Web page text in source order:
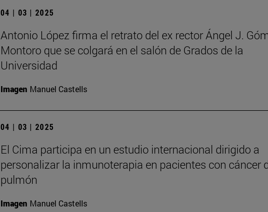
04 | 03 | 2025
Antonio López firma el retrato del ex rector Ángel J.
Montoro que se colgará en el salón de Grados de la
Universidad
Imagen Manuel Castells
04 | 03 | 2025
El Cima participa en un estudio internacional dirigido a
personalizar la inmunoterapia en pacientes con cáncer
pulmón
Imagen Manuel Castells